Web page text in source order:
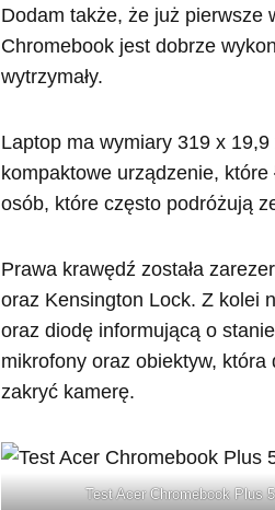
Dodam także, że już pierwsze
Chromebook jest dobrze
wytrzymały.
Laptop ma wymiary 319 x
kompaktowe urządzenie,
osób, które często podróżują
Prawa krawędź została
oraz Kensington Lock. Z kolei
oraz diodę informującą o
mikrofony oraz obiektyw,
zakryć kamerę.
Test Acer Chromebook Plus